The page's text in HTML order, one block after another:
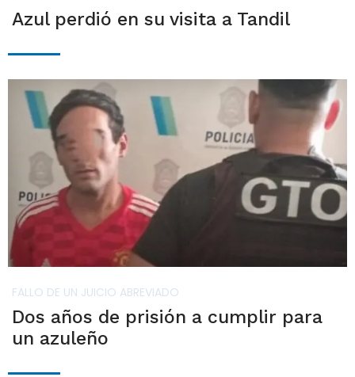
Azul perdió en su visita a Tandil
FALLO DE UN JUICIO ABREVIADO
Dos años de prisión a cumplir para
un azuleño